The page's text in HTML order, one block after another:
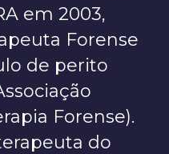
em 2003,
Forense
de perito
Forense).
do